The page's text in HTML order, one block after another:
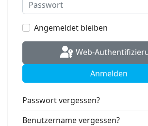
Angemeldet bleiben
Web-
Anmelden
Passwort vergessen?
Benutzername vergessen?